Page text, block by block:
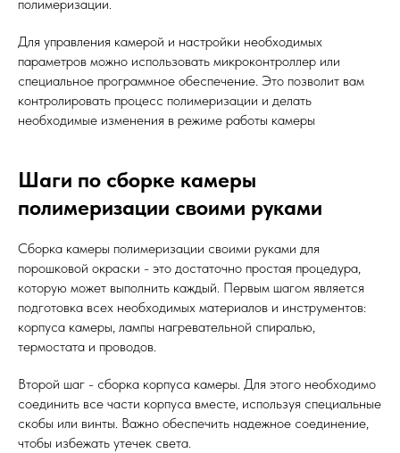
полимеризации.
Для управления камерой и настройки необходимых
параметров можно использовать микроконтроллер или
специальное программное обеспечение. Это позволит вам
контролировать процесс полимеризации и делать
необходимые изменения в режиме работы камеры
Шаги по сборке камеры
полимеризации своими руками
Сборка камеры полимеризации своими руками для
порошковой окраски - это достаточно простая процедура,
которую может выполнить каждый. Первым шагом является
подготовка всех необходимых материалов и инструментов:
корпуса камеры, лампы нагревательной спиралью,
термостата и проводов.
Второй шаг - сборка корпуса камеры. Для этого необходимо
соединить все части корпуса вместе, используя специальные
скобы или винты. Важно обеспечить надежное соединение,
чтобы избежать утечек света.